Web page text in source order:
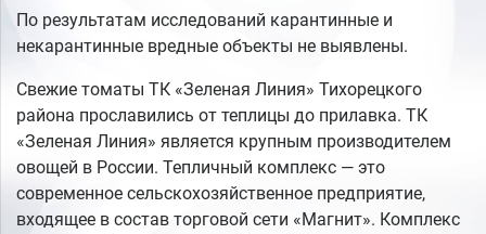
По результатам исследований карантинные и
некарантинные вредные объекты не выявлены.
Свежие томаты ТК «Зеленая Линия» Тихорецкого
района прославились от теплицы до прилавка. ТК
«Зеленая Линия» является крупным производителем
овощей в России. Тепличный комплекс — это
современное сельскохозяйственное предприятие,
входящее в состав торговой сети «Магнит». Комплекс